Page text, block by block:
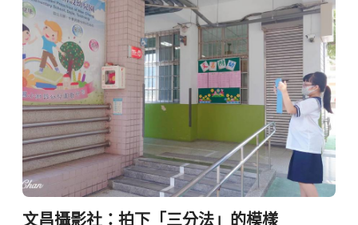
文昌攝影社：拍下「三分法」的模樣